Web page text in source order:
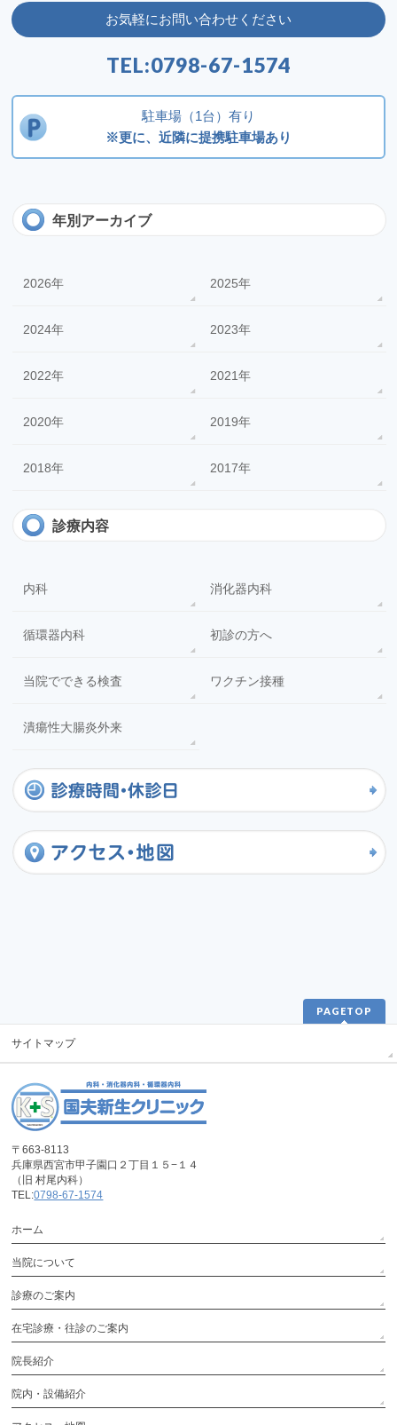
お気軽にお問い合わせください
TEL:0798-67-1574
駐車場（1台）有り
※更に、近隣に提携駐車場あり
年別アーカイブ
2026年 2025年
2024年 2023年
2022年 2021年
2020年 2019年
2018年 2017年
診療内容
内科 消化器内科
循環器内科 初診の方へ
当院でできる検査 ワクチン接種
潰瘍性大腸炎外来
PAGETOP
サイトマップ
〒663-8113
兵庫県西宮市甲子園口２丁目１５−１４
（旧 村尾内科）
TEL:0798-67-1574
ホーム
当院について
診療のご案内
在宅診療・往診のご案内
院長紹介
院内・設備紹介